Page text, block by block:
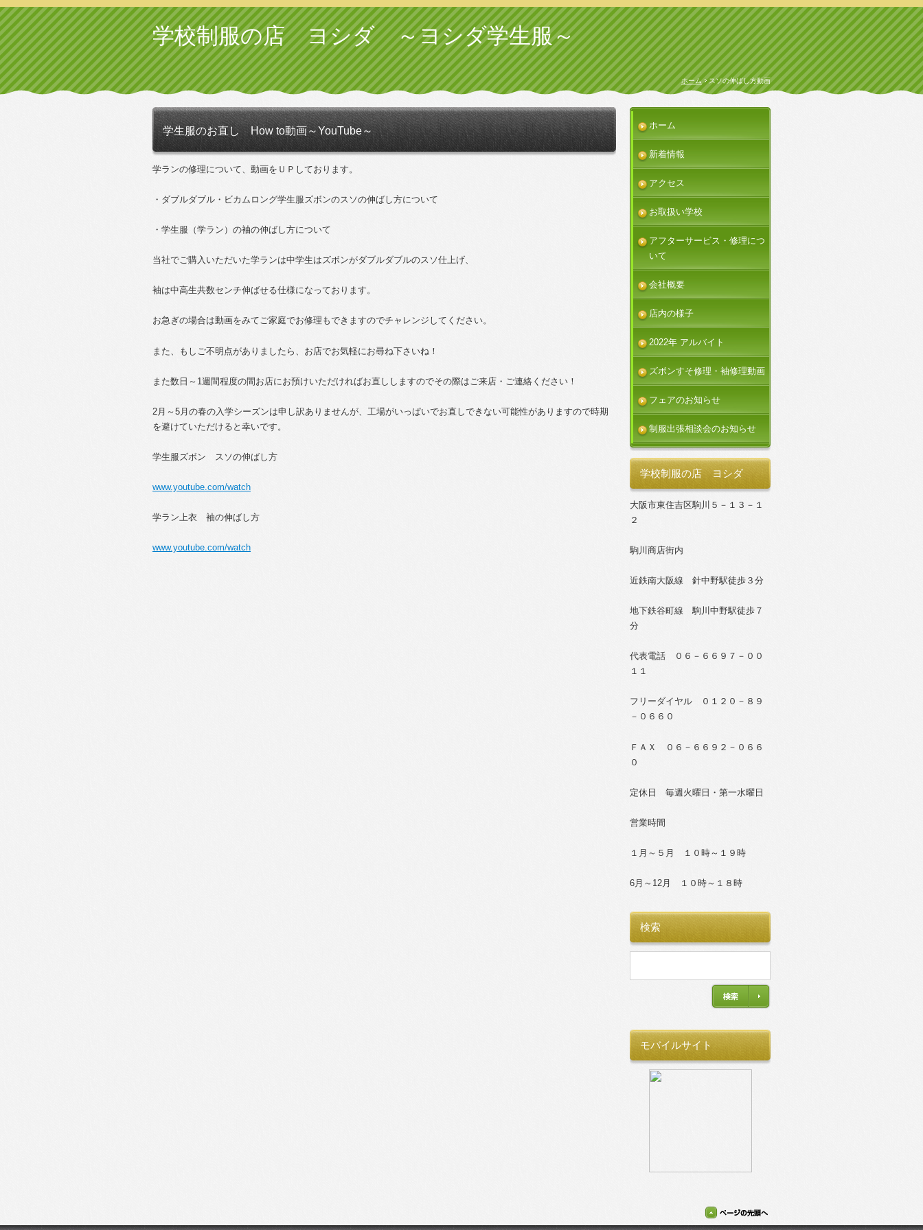
学校制服の店 ヨシダ ～ヨシダ学生服～
ホーム スソの伸ばし方動画
学生服のお直し How to動画～YouTube～
学ランの修理について、動画をＵＰしております。
・ダブルダブル・ビカムロング学生服ズボンのスソの伸ばし方について
・学生服（学ラン）の袖の伸ばし方について
当社でご購入いただいた学ランは中学生はズボンがダブルダブルのスソ仕上げ、
袖は中高生共数センチ伸ばせる仕様になっております。
お急ぎの場合は動画をみてご家庭でお修理もできますのでチャレンジしてください。
また、もしご不明点がありましたら、お店でお気軽にお尋ね下さいね！
また数日～1週間程度の間お店にお預けいただければお直ししますのでその際はご来店・ご連絡ください！
2月～5月の春の入学シーズンは申し訳ありませんが、工場がいっぱいでお直しできない可能性がありますので時期
を避けていただけると幸いです。
学生服ズボン スソの伸ばし方
www.youtube.com/watch
学ラン上衣 袖の伸ばし方
www.youtube.com/watch
ホーム
新着情報
アクセス
お取扱い学校
アフターサービス・修理につ
いて
会社概要
店内の様子
2022年 アルバイト
ズボンすそ修理・袖修理動画
フェアのお知らせ
制服出張相談会のお知らせ
学校制服の店 ヨシダ
大阪市東住吉区駒川５－１３－１
２
駒川商店街内
近鉄南大阪線 針中野駅徒歩３分
地下鉄谷町線 駒川中野駅徒歩７
分
代表電話 ０６－６６９７－００
１１
フリーダイヤル ０１２０－８９
－０６６０
ＦＡＸ ０６－６６９２－０６６
０
定休日 毎週火曜日・第一水曜日
営業時間
１月～５月 １０時～１９時
6月～12月 １０時～１８時
検索
モバイルサイト